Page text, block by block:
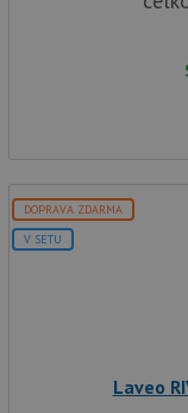
DOPRAVA ZDARMA
V SETU
Laveo
Nezbytně
funkce
uživatele a
nezbytně
Název